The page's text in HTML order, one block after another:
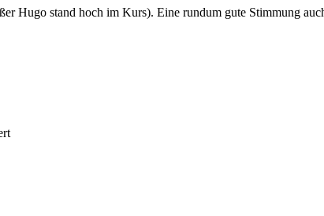
Hugo stand hoch im Kurs). Eine rundum gute Stimmung